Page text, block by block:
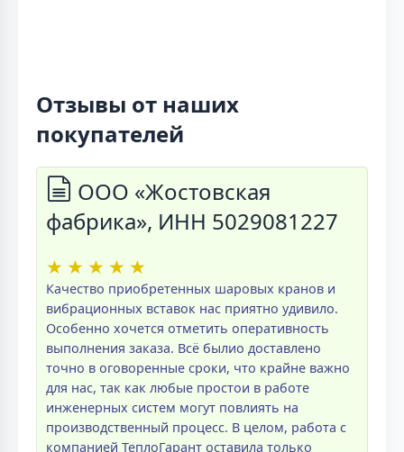
Отзывы от наших
покупателей
ООО «Жостовская
фабрика», ИНН 5029081227
★ ★ ★ ★ ★
Качество приобретенных шаровых кранов и
вибрационных вставок нас приятно удивило.
Особенно хочется отметить оперативность
выполнения заказа. Всё былио доставлено
точно в оговоренные сроки, что крайне важно
для нас, так как любые простои в работе
инженерных систем могут повлиять на
производственный процесс. В целом, работа с
компанией ТеплоГарант оставила только